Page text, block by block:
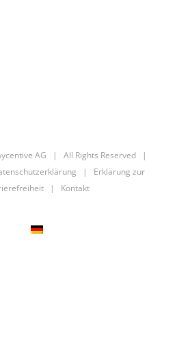
AG | All Rights Reserved |
| Erklärung zur
| Kontakt